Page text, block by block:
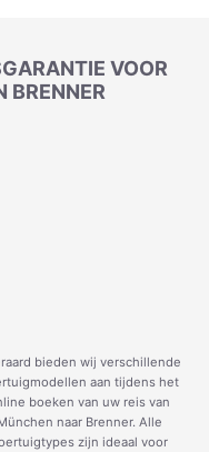
VOOR
BRENNER
bieden wij verschillende
aan tijdens het
boeken van uw reis van
naar Brenner. Alle
zijn ideaal voor